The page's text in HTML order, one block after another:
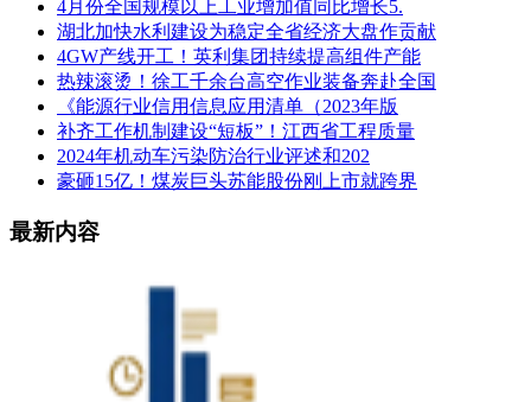
4月份全国规模以上工业增加值同比增长5.
湖北加快水利建设为稳定全省经济大盘作贡献
4GW产线开工！英利集团持续提高组件产能
热辣滚烫！徐工千余台高空作业装备奔赴全国
《能源行业信用信息应用清单（2023年版
补齐工作机制建设“短板”！江西省工程质量
2024年机动车污染防治行业评述和202
豪砸15亿！煤炭巨头苏能股份刚上市就跨界
最新内容